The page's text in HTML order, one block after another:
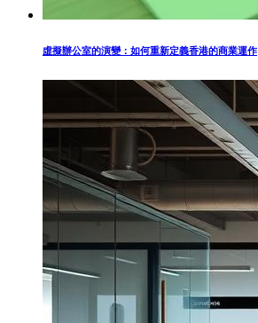
虛擬辦公室的演變：如何重新定義香港的商業運作